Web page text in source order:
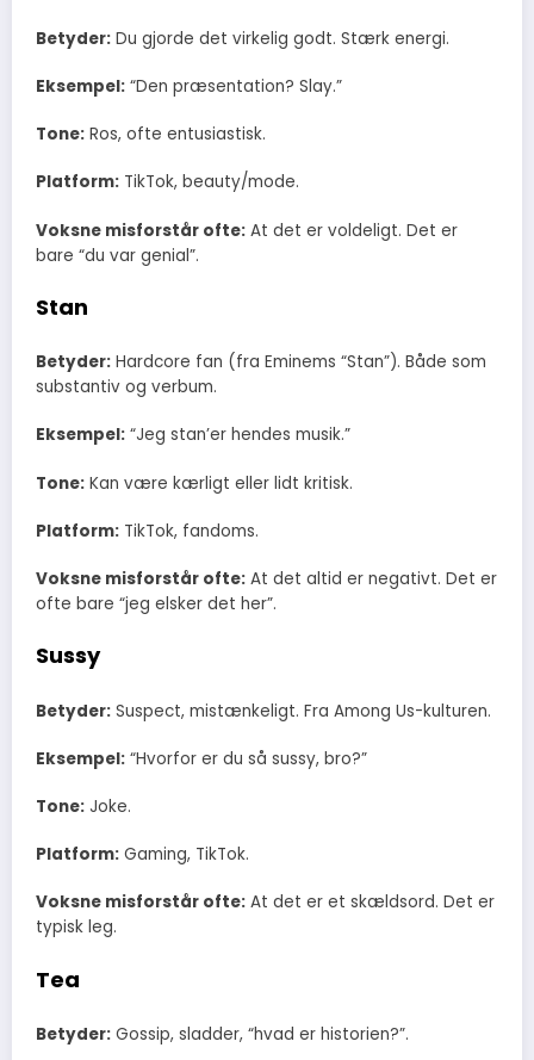
Betyder: Du gjorde det virkelig godt. Stærk energi.
Eksempel: “Den præsentation? Slay.”
Tone: Ros, ofte entusiastisk.
Platform: TikTok, beauty/mode.
Voksne misforstår ofte: At det er voldeligt. Det er
bare “du var genial”.
Stan
Betyder: Hardcore fan (fra Eminems “Stan”). Både som
substantiv og verbum.
Eksempel: “Jeg stan’er hendes musik.”
Tone: Kan være kærligt eller lidt kritisk.
Platform: TikTok, fandoms.
Voksne misforstår ofte: At det altid er negativt. Det er
ofte bare “jeg elsker det her”.
Sussy
Betyder: Suspect, mistænkeligt. Fra Among Us-kulturen.
Eksempel: “Hvorfor er du så sussy, bro?”
Tone: Joke.
Platform: Gaming, TikTok.
Voksne misforstår ofte: At det er et skældsord. Det er
typisk leg.
Tea
Betyder: Gossip, sladder, “hvad er historien?”.